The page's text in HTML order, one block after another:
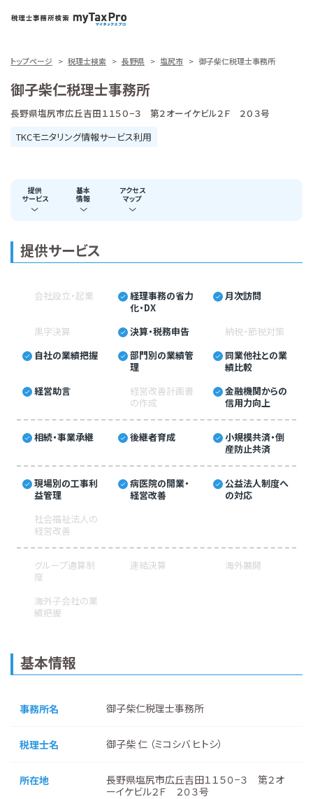
トップページ 税理士検索 長野県 塩尻市 御子柴仁税理士事務所
御子柴仁税理士事務所
長野県塩尻市広丘吉田１１５０−３ 第２オーイケビル２Ｆ ２０３号
TKCモニタリング情報サービス利用
提供
サービス
基本
情報
アクセス
マップ
提供サービス
会社設立・起業
経理事務の省力
化・DX
月次訪問
黒字決算 決算・税務申告
納税・節税対策
自社の業績把握
部門別の業績管
理
同業他社との業
績比較
経営助言
経営改善計画書
の作成
金融機関からの
信用力向上
相続・事業承継 後継者育成
小規模共済・倒
産防止共済
現場別の工事利
益管理
病医院の開業・
経営改善
公益法人制度へ
の対応
社会福祉法人の
経営改善
グループ通算制
度
連結決算 海外展開
海外子会社の業
績把握
基本情報
事務所名 御子柴仁税理士事務所
税理士名 御子柴 仁 （ミコシバ ヒトシ）
所在地
長野県塩尻市広丘吉田１１５０−３ 第２オ
ーイケビル２Ｆ ２０３号